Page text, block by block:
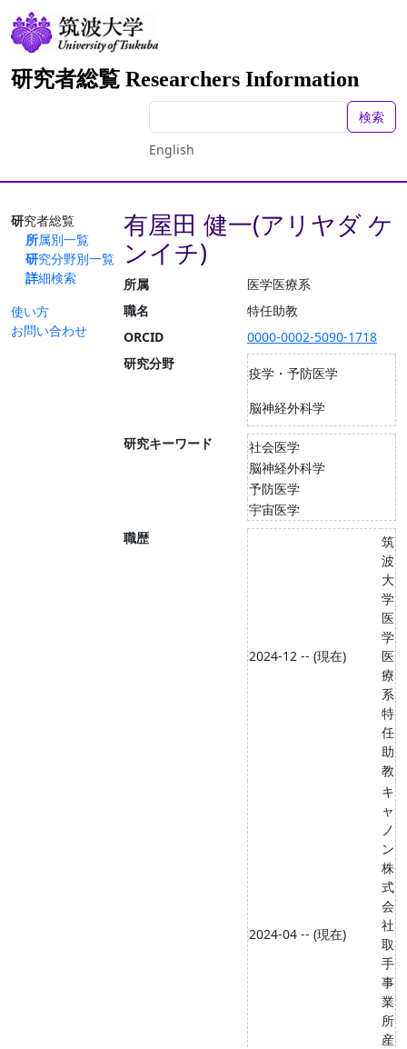
研究者総覧 Researchers Information
検索
English
研究者総覧
所属別一覧
研究分野別一覧
詳細検索
使い方
お問い合わせ
有屋田 健一(アリヤダ ケ
ンイチ)
所属
医学医療系
職名
特任助教
ORCID
0000-0002-5090-1718
研究分野
疫学・予防医学
脳神経外科学
研究キーワード
社会医学
脳神経外科学
予防医学
宇宙医学
職歴
2024-12 -- (現在)
筑
波
大
学
医
学
医
療
系
特
任
助
教
2024-04 -- (現在)
キ
ャ
ノ
ン
株
式
会
社
取
手
事
業
所
産